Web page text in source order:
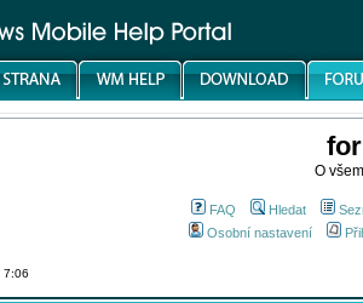
O
FAQ Hledat
Osobní nastavení
7:06